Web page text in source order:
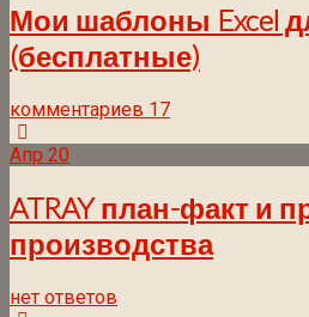
Мои шаблоны Excel
(бесплатные)
комментариев 17
Апр 20
ATRAY план-факт и
производства
нет ответов